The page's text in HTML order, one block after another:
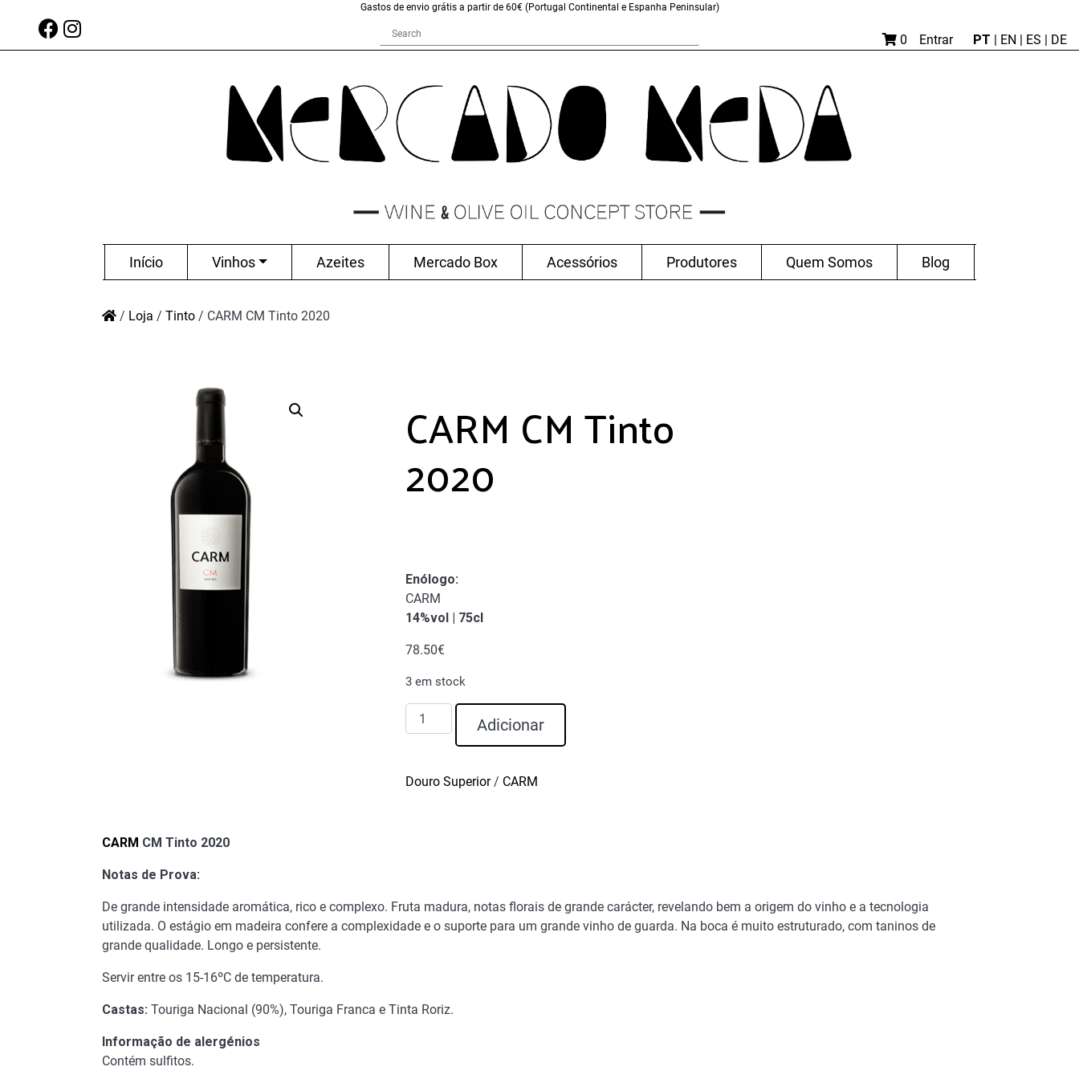
Gastos de envio grátis a partir de 60€ (Portugal Continental e Espanha Peninsular)
0 Entrar PT | EN | ES | DE
Início Vinhos Azeites Mercado Box Acessórios Produtores Quem Somos Blog
/ Loja / Tinto / CARM CM Tinto 2020
CARM CM Tinto
2020
Enólogo:
CARM
14%vol | 75cl
78.50€
3 em stock
Quantidade
de
Tinto
Adicionar
Douro Superior/ CARM
CARM CM Tinto 2020
Notas de Prova:
De grande intensidade aromática, rico e complexo. Fruta madura, notas florais de grande carácter, revelando bem a origem do vinho e a tecnologia
utilizada. O estágio em madeira confere a complexidade e o suporte para um grande vinho de guarda. Na boca é muito estruturado, com taninos de
grande qualidade. Longo e persistente.
Servir entre os 15-16ºC de temperatura.
Castas: Touriga Nacional (90%), Touriga Franca e Tinta Roriz.
Informação de alergénios
Contém sulfitos.